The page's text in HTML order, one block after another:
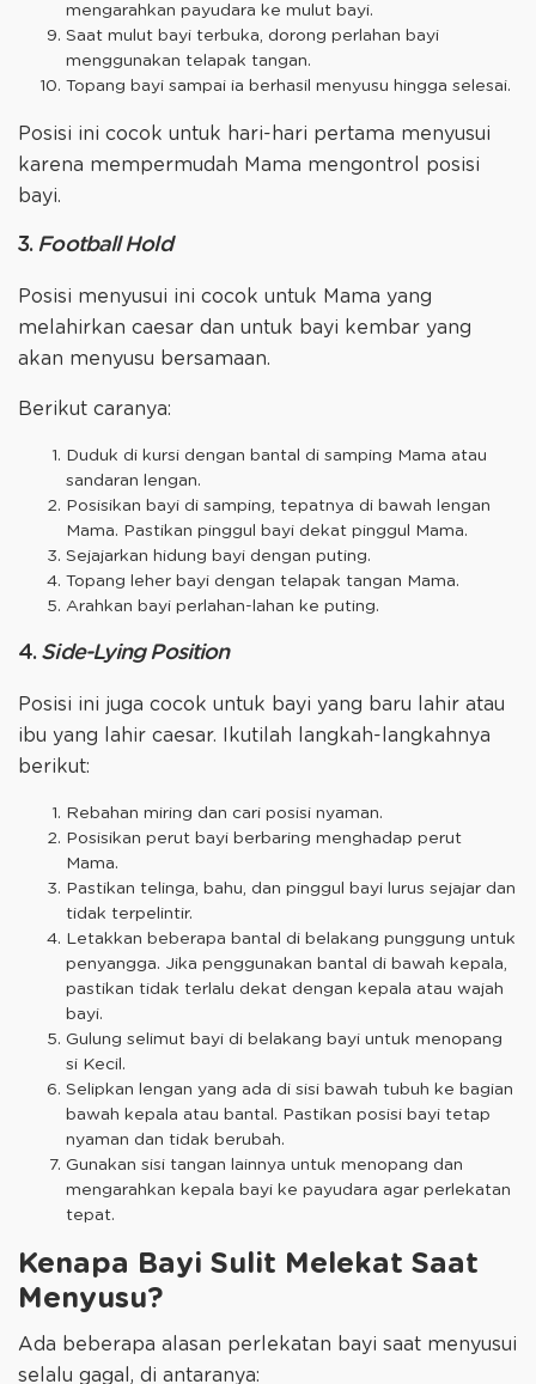
mengarahkan payudara ke mulut bayi.
Saat mulut bayi terbuka, dorong perlahan bayi
menggunakan telapak tangan.
Topang bayi sampai ia berhasil menyusu hingga selesai.
Posisi ini cocok untuk hari-hari pertama menyusui
karena mempermudah Mama mengontrol posisi
bayi.
3. Football Hold
Posisi menyusui ini cocok untuk Mama yang
melahirkan caesar dan untuk bayi kembar yang
akan menyusu bersamaan.
Berikut caranya:
Duduk di kursi dengan bantal di samping Mama atau
sandaran lengan.
Posisikan bayi di samping, tepatnya di bawah lengan
Mama. Pastikan pinggul bayi dekat pinggul Mama.
Sejajarkan hidung bayi dengan puting.
Topang leher bayi dengan telapak tangan Mama.
Arahkan bayi perlahan-lahan ke puting.
4. Side-Lying Position
Posisi ini juga cocok untuk bayi yang baru lahir atau
ibu yang lahir caesar. Ikutilah langkah-langkahnya
berikut:
Rebahan miring dan cari posisi nyaman.
Posisikan perut bayi berbaring menghadap perut
Mama.
Pastikan telinga, bahu, dan pinggul bayi lurus sejajar dan
tidak terpelintir.
Letakkan beberapa bantal di belakang punggung untuk
penyangga. Jika penggunakan bantal di bawah kepala,
pastikan tidak terlalu dekat dengan kepala atau wajah
bayi.
Gulung selimut bayi di belakang bayi untuk menopang
si Kecil.
Selipkan lengan yang ada di sisi bawah tubuh ke bagian
bawah kepala atau bantal. Pastikan posisi bayi tetap
nyaman dan tidak berubah.
Gunakan sisi tangan lainnya untuk menopang dan
mengarahkan kepala bayi ke payudara agar perlekatan
tepat.
Kenapa Bayi Sulit Melekat Saat
Menyusu?
Ada beberapa alasan perlekatan bayi saat menyusui
selalu gagal, di antaranya: